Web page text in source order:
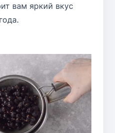
вам яркий вкус